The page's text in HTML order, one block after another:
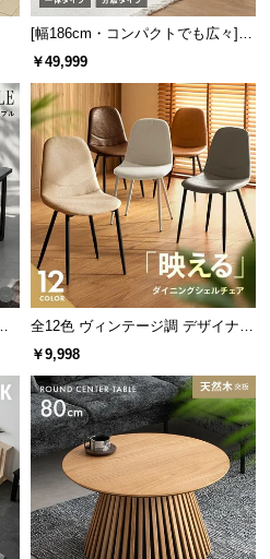
約100℃
のフレーム
い風合いの木目と強度に優
しました。
[幅186cm・コンパクトでも広々] 3
人掛けソファベッド リクライニン
￥49,999
全12色 ヴィンテージ調 デザイナー
ズシェルチェア
￥9,998